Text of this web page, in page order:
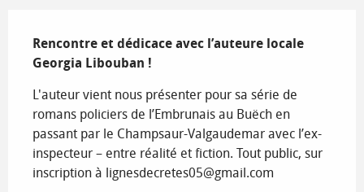
Rencontre et dédicace avec l’auteure locale
Georgia Libouban !
L'auteur vient nous présenter pour sa série de
romans policiers de l’Embrunais au Buëch en
passant par le Champsaur-Valgaudemar avec l’ex-
inspecteur – entre réalité et fiction. Tout public, sur
inscription à lignesdecretes05@gmail.com